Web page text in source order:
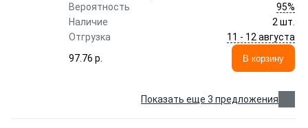
Вероятность
95%
Наличие
2 шт.
Отгрузка
11 - 12 августа
97.76 p.
В корзину
Показать еще 3 предложения